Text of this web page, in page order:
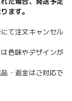
ます。
て注文キャンセル
色味やデザインが
・返金はご対応で